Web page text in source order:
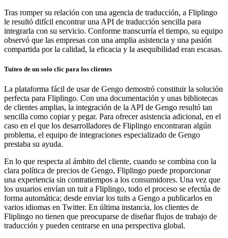
Tras romper su relación con una agencia de traducción, a Fliplingo
le resultó difícil encontrar una API de traducción sencilla para
integrarla con su servicio. Conforme transcurría el tiempo, su equipo
observó que las empresas con una amplia asistencia y una pasión
compartida por la calidad, la eficacia y la asequibilidad eran escasas.
Tuiteo de un solo clic para los clientes
La plataforma fácil de usar de Gengo demostró constituir la solución
perfecta para Fliplingo. Con una documentación y unas bibliotecas
de clientes amplias, la integración de la API de Gengo resultó tan
sencilla como copiar y pegar. Para ofrecer asistencia adicional, en el
caso en el que los desarrolladores de Fliplingo encontraran algún
problema, el equipo de integraciones especializado de Gengo
prestaba su ayuda.
En lo que respecta al ámbito del cliente, cuando se combina con la
clara política de precios de Gengo, Fliplingo puede proporcionar
una experiencia sin contratiempos a los consumidores. Una vez que
los usuarios envían un tuit a Fliplingo, todo el proceso se efectúa de
forma automática; desde enviar los tuits a Gengo a publicarlos en
varios idiomas en Twitter. En última instancia, los clientes de
Fliplingo no tienen que preocuparse de diseñar flujos de trabajo de
traducción y pueden centrarse en una perspectiva global.